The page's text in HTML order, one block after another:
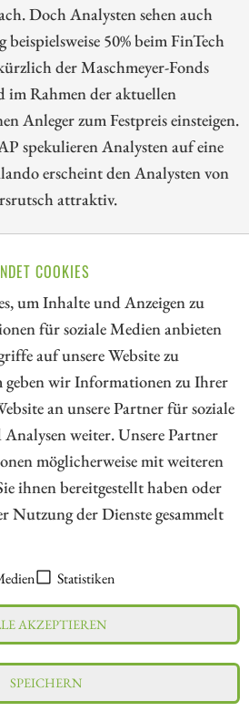
COOKIES
um Inhalte und Anzeigen zu
für soziale Medien anbieten
auf unsere Website zu
geben wir Informationen zu Ihrer
an unsere Partner für soziale
weiter. Unsere Partner
möglicherweise mit weiteren
ihnen bereitgestellt haben oder
Nutzung der Dienste gesammelt
Statistiken
AKZEPTIEREN
SPEICHERN
Doch Analysten sehen auch
50% beim FinTech
der Maschmeyer-Fonds
im Rahmen der aktuellen
Anleger zum Festpreis einsteigen.
spekulieren Analysten auf eine
erscheint den Analysten von
attraktiv.
2026 - Die Informationsplattform für
rund um Kapitalerhöhung, Kapitalmarkt